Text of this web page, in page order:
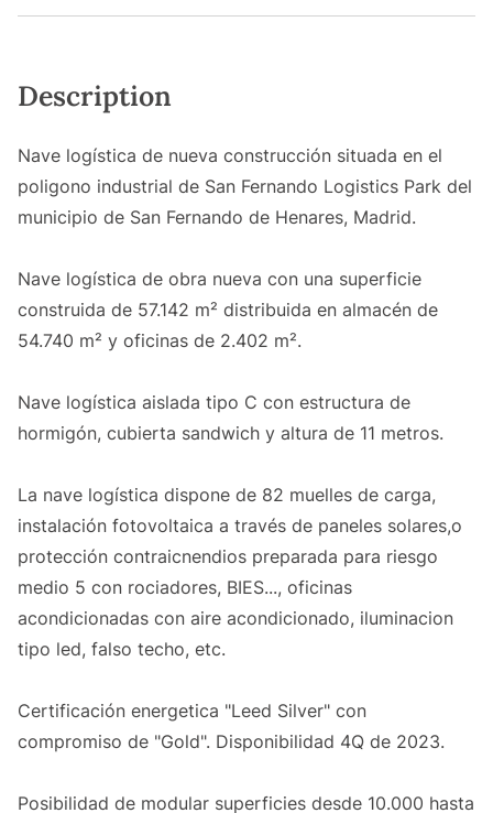
Description
Nave logística de nueva construcción situada en el
poligono industrial de San Fernando Logistics Park del
municipio de San Fernando de Henares, Madrid.
Nave logística de obra nueva con una superficie
construida de 57.142 m² distribuida en almacén de
54.740 m² y oficinas de 2.402 m².
Nave logística aislada tipo C con estructura de
hormigón, cubierta sandwich y altura de 11 metros.
La nave logística dispone de 82 muelles de carga,
instalación fotovoltaica a través de paneles solares,o
protección contraicnendios preparada para riesgo
medio 5 con rociadores, BIES..., oficinas
acondicionadas con aire acondicionado, iluminacion
tipo led, falso techo, etc.
Certificación energetica "Leed Silver" con
compromiso de "Gold". Disponibilidad 4Q de 2023.
Posibilidad de modular superficies desde 10.000 hasta